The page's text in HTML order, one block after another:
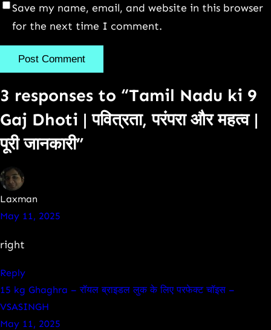
Save my name, email, and website in this browser
for the next time I comment.
3 responses to “Tamil Nadu ki 9
Gaj Dhoti | पवित्रता, परंपरा और महत्व |
पूरी जानकारी”
Laxman
May 11, 2025
right
Reply
15 kg Ghaghra – रॉयल ब्राइडल लुक के लिए परफेक्ट चॉइस –
VSASINGH
May 11, 2025